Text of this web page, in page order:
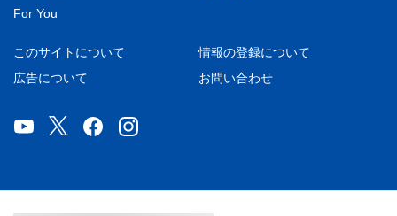
For You
このサイトについて
情報の登録について
広告について
お問い合わせ